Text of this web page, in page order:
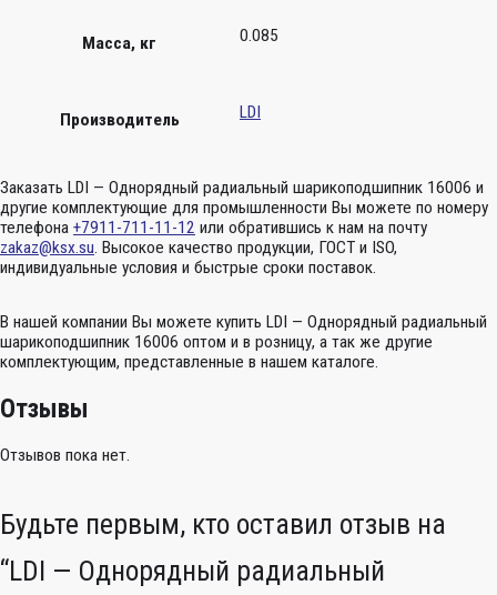
Масса, кг 0.085
Производитель LDI
Заказать LDI — Однорядный радиальный шарикоподшипник 16006 и
другие комплектующие для промышленности Вы можете по номеру
телефона +7911-711-11-12 или обратившись к нам на почту
zakaz@ksx.su. Высокое качество продукции, ГОСТ и ISO,
индивидуальные условия и быстрые сроки поставок.
В нашей компании Вы можете купить LDI — Однорядный радиальный
шарикоподшипник 16006 оптом и в розницу, а так же другие
комплектующим, представленные в нашем каталоге.
Отзывы
Отзывов пока нет.
Будьте первым, кто оставил отзыв на
“LDI — Однорядный радиальный